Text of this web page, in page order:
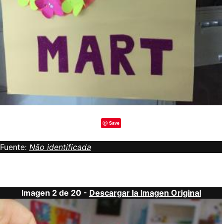
Save
Fuente: Não identificada
Imagen 2 de 20 - Descargar la Imagen Original